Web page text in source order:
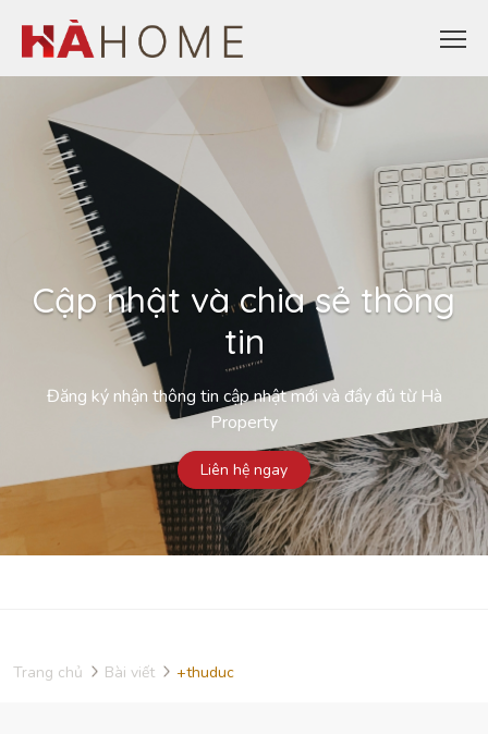
Cập nhật và chia sẻ thông
tin
Đăng ký nhận thông tin cập nhật mới và đầy đủ từ Hà
Property
Liên hệ ngay
Trang chủ Bài viết +thuduc